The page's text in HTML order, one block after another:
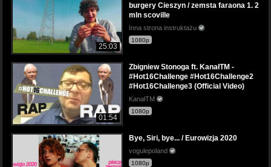
25:03
burgery Cieszyn / zemsta faraona 1. 2
mln scoville
Inna strona instruktażu
1080p
01:54
Zbigniew Stonoga ft. KanałTM -
#Hot16Challenge #Hot16Challenge2
#Hot16Challenge3 (Official Video)
KanałTM
1080p
Bye, Siri, bye... / Eurowizja 2020
vogulepoland
1080p